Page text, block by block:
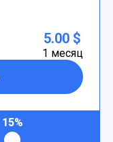
5.00 $
1 месяц
15%